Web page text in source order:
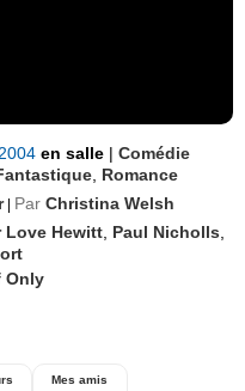
en salle | Comédie
Romance
| Par Christina Welsh
Love Hewitt Paul Nicholls
Only
Mes amis